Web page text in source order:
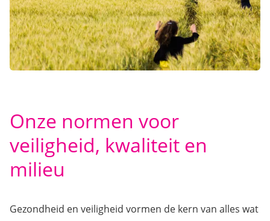
Onze normen voor
veiligheid, kwaliteit en
milieu
Gezondheid en veiligheid vormen de kern van alles wat